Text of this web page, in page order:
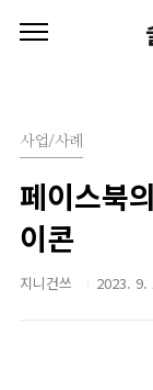
사업/사례
페이스북
이콘
지니건쓰 2023. 9.